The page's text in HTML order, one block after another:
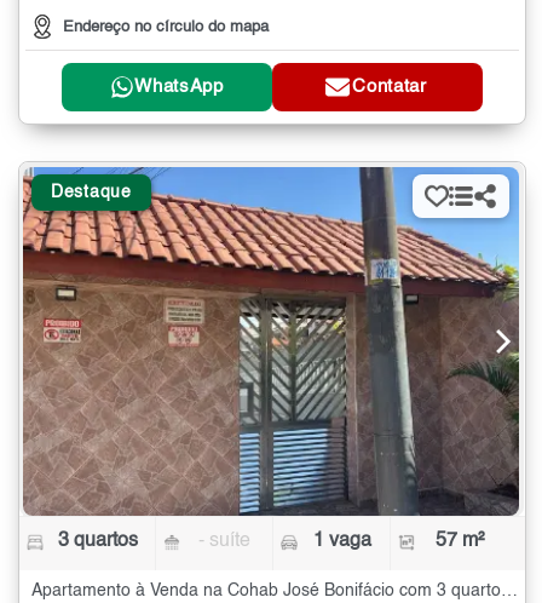
Endereço no círculo do mapa
WhatsApp Contatar
Destaque
3 quartos - suíte 1 vaga 57 m²